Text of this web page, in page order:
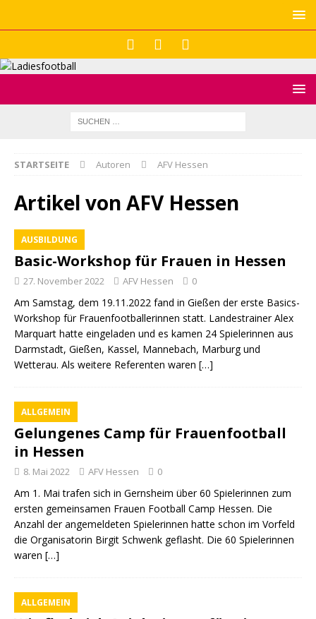
STARTSEITE Autoren AFV Hessen
Artikel von AFV Hessen
AUSBILDUNG
Basic-Workshop für Frauen in Hessen
27. November 2022 AFV Hessen 0
Am Samstag, dem 19.11.2022 fand in Gießen der erste Basics-
Workshop für Frauenfootballerinnen statt. Landestrainer Alex
Marquart hatte eingeladen und es kamen 24 Spielerinnen aus
Darmstadt, Gießen, Kassel, Mannebach, Marburg und
Wetterau. Als weitere Referenten waren […]
ALLGEMEIN
Gelungenes Camp für Frauenfootball
in Hessen
8. Mai 2022 AFV Hessen 0
Am 1. Mai trafen sich in Gernsheim über 60 Spielerinnen zum
ersten gemeinsamen Frauen Football Camp Hessen. Die
Anzahl der angemeldeten Spielerinnen hatte schon im Vorfeld
die Organisatorin Birgit Schwenk geflasht. Die 60 Spielerinnen
waren […]
ALLGEMEIN